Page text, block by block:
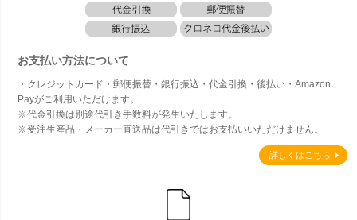
お支払い方法について
・クレジットカード・郵便振替・銀行振込・代金引換・後払い・Amazon
Payがご利用いただけます。
※代金引換は別途代引き手数料が発生いたします。
※受注生産品・メーカー直送品は代引きではお支払いいただけません。
詳しくはこちら